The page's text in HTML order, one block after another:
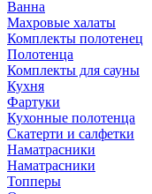
Ванна
Махровые халаты
Комплекты полотенец
Полотенца
Комплекты для сауны
Кухня
Фартуки
Кухонные полотенца
Скатерти и салфетки
Наматрасники
Наматрасники
Топперы